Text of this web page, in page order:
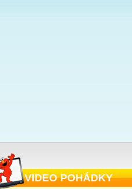
VIDEO POHÁDKY